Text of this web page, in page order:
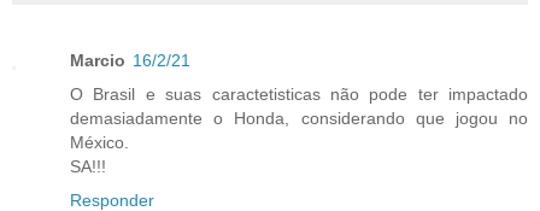
Marcio 16/2/21
O Brasil e suas caractetisticas não pode ter impactado
demasiadamente o Honda, considerando que jogou no
México.
SA!!!
Responder